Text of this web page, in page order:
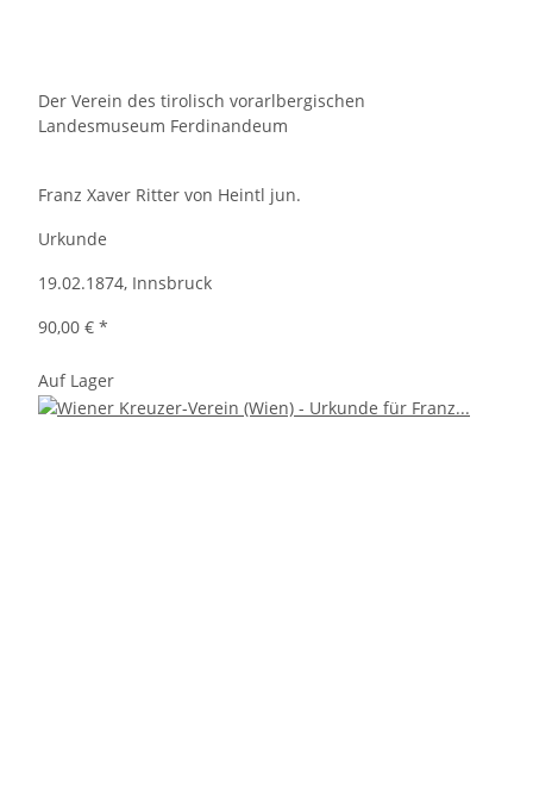
Der Verein des tirolisch vorarlbergischen
Landesmuseum Ferdinandeum
Franz Xaver Ritter von Heintl jun.
Urkunde
19.02.1874, Innsbruck
90,00 € *
Auf Lager